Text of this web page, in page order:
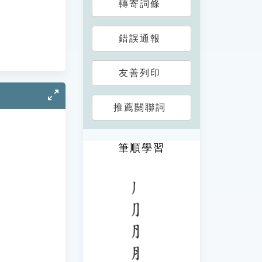
轉寄詞條
錯誤通報
友善列印
推薦關聯詞
筆順學習